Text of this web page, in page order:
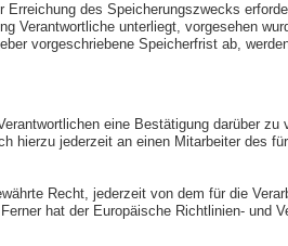
des Speicherungszwecks
Verantwortliche unterliegt, vorgesehen
vorgeschriebene Speicherfrist ab,
eine Bestätigung darüber zu
jederzeit an einen Mitarbeiter des
Recht, jederzeit von dem für die
hat der Europäische Richtlinien- und